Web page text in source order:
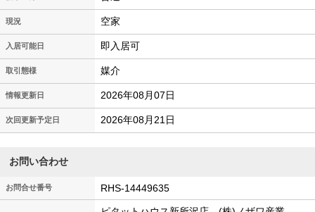
現況 空家
入居可能日 即入居可
取引態様 媒介
情報更新日 2026年08月07日
次回更新予定日 2026年08月21日
お問い合わせ
お問合せ番号 RHS-14449635